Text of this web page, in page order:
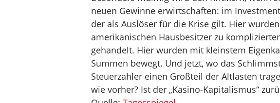
neuen Gewinne erwirtschaften: im
der als Auslöser für die Krise gilt. Hier
amerikanischen Hausbesitzer zu
gehandelt. Hier wurden mit kleinstem
Summen bewegt. Und jetzt, wo das
Steuerzahler einen Großteil der Altlasten
wie vorher? Ist der „Kasino-Kapitalismus“